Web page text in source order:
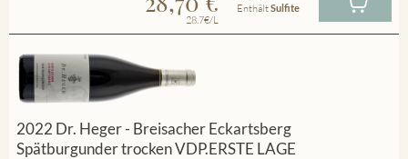
28.7€/L
EnthältSulfite
2022 Dr. Heger - Breisacher Eckartsberg
Spätburgunder trocken VDP.ERSTE LAGE